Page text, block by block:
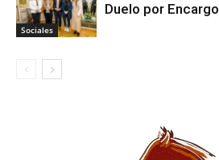
Sociales
Duelo por Encargo